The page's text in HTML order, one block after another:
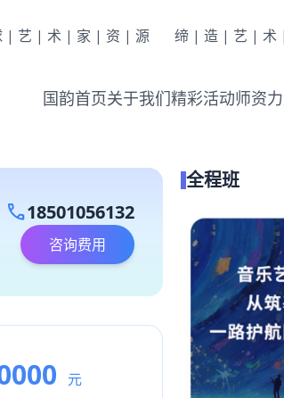
|艺|术|家|资|源 缔|造|艺|
国韵首页关于我们精彩活动师资
call18501056132
咨询费用
元
全程班